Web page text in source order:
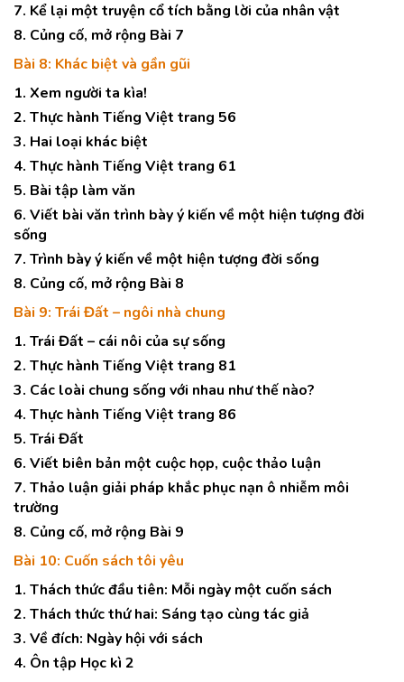
7. Kể lại một truyện cổ tích bằng lời của nhân vật
8. Củng cố, mở rộng Bài 7
Bài 8: Khác biệt và gần gũi
1. Xem người ta kìa!
2. Thực hành Tiếng Việt trang 56
3. Hai loại khác biệt
4. Thực hành Tiếng Việt trang 61
5. Bài tập làm văn
6. Viết bài văn trình bày ý kiến về một hiện tượng đời
sống
7. Trình bày ý kiến về một hiện tượng đời sống
8. Củng cố, mở rộng Bài 8
Bài 9: Trái Đất – ngôi nhà chung
1. Trái Đất – cái nôi của sự sống
2. Thực hành Tiếng Việt trang 81
3. Các loài chung sống với nhau như thế nào?
4. Thực hành Tiếng Việt trang 86
5. Trái Đất
6. Viết biên bản một cuộc họp, cuộc thảo luận
7. Thảo luận giải pháp khắc phục nạn ô nhiễm môi
trường
8. Củng cố, mở rộng Bài 9
Bài 10: Cuốn sách tôi yêu
1. Thách thức đầu tiên: Mỗi ngày một cuốn sách
2. Thách thức thứ hai: Sáng tạo cùng tác giả
3. Về đích: Ngày hội với sách
4. Ôn tập Học kì 2